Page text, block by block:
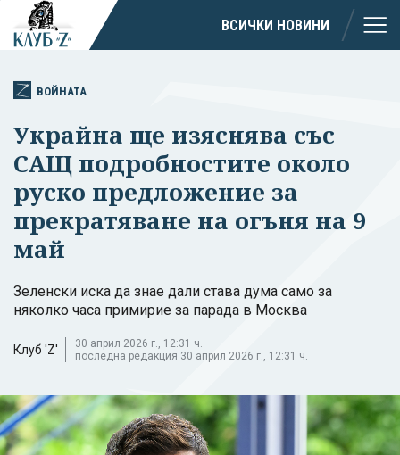
ВСИЧКИ НОВИНИ
ВОЙНАТА
Украйна ще изяснява със
САЩ подробностите около
руско предложение за
прекратяване на огъня на 9
май
Зеленски иска да знае дали става дума само за
няколко часа примирие за парада в Москва
Клуб 'Z'
30 април 2026 г., 12:31 ч.
последна редакция 30 април 2026 г., 12:31 ч.